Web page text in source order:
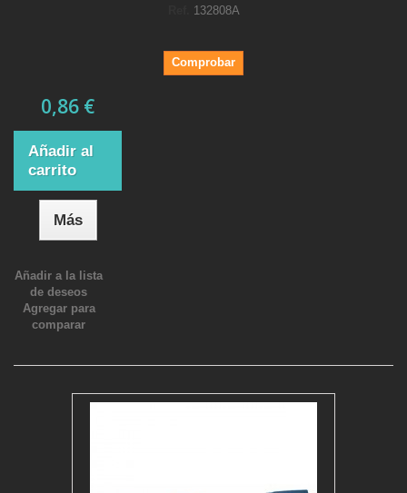
132808A
Comprobar
0,86 €
Añadir al
carrito
Más
Añadir a la lista
de deseos
Agregar para
comparar